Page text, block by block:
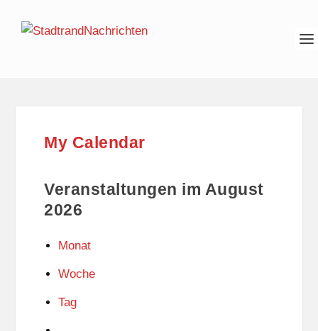
My Calendar
Veranstaltungen im August
2026
Monat
Woche
Tag